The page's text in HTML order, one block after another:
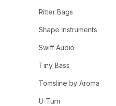
Ritter Bags
Shape Instruments
Swiff Audio
Tiny Bass
Tomsline by Aroma
U-Turn